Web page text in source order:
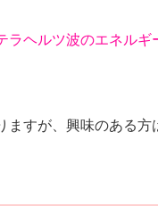
ラヘルツ波のエネルギ
すが、興味のある方